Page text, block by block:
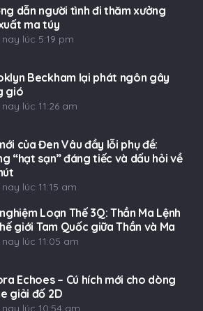
dẫn người tình đi thăm xưởng
ma túy
lúc 5:19 pm
Beckham lại phát ngôn gây
gió
lúc 11:26 am
của Đen Vâu đầy lỗi phụ đề:
“hạt sạn” đáng tiếc và dấu hỏi về
lúc 11:15 am
Loạn Thế 3Q: Thần Ma Lệnh
giới Tam Quốc giữa Thần và Ma
lúc 11:05 am
Echoes – Cú hích mới cho dòng
giải đố 2D